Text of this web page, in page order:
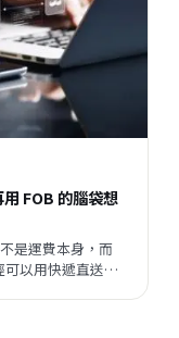
FOB 的腦袋想
是運費本身，而
以用快遞直送到